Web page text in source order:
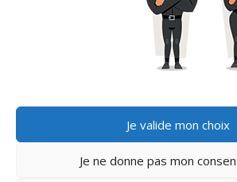
Je valide mon choix
Je ne donne pas mon